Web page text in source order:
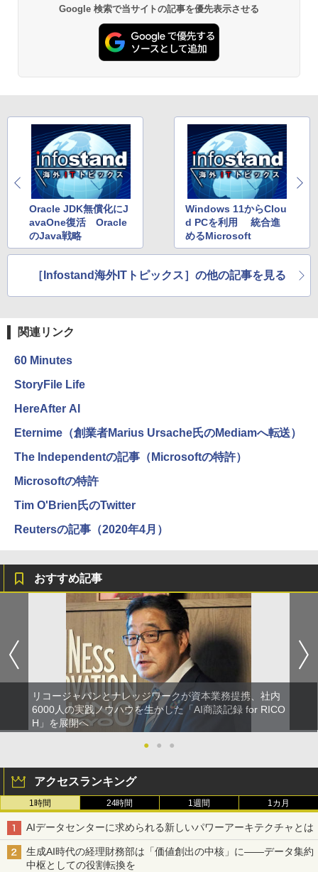
Google 検索で当サイトの記事を優先表示させる
Oracle JDK無償化にJ
avaOne復活 Oracle
のJava戦略
Windows 11からClou
d PCを利用 統合進
めるMicrosoft
［Infostand海外ITトピックス］の他の記事を見る
関連リンク
60 Minutes
StoryFile Life
HereAfter AI
Eternime（創業者Marius Ursache氏のMediamへ転送）
The Independentの記事（Microsoftの特許）
Microsoftの特許
Tim O'Brien氏のTwitter
Reutersの記事（2020年4月）
おすすめ記事
リコージャパンとナレッジワークが資本業務提携、社内
6000人の実践ノウハウを生かした「AI商談記録 for RICO
H」を展開へ
●
● ●
アクセスランキング
1時間 24時間 1週間 1カ月
AIデータセンターに求められる新しいパワーアーキテクチャとは
生成AI時代の経理財務部は「価値創出の中核」に――データ集約
中枢としての役割転換を